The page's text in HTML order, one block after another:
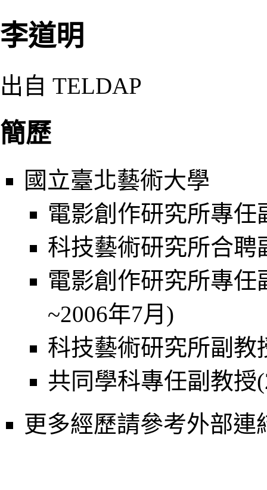
李道明
出自 TELDAP
簡歷
國立臺北藝術大學
電影創作研究所專任
科技藝術研究所合聘
電影創作研究所專任
~2006年7月)
科技藝術研究所副教
共同學科專任副教授
更多經歷請參考外部連